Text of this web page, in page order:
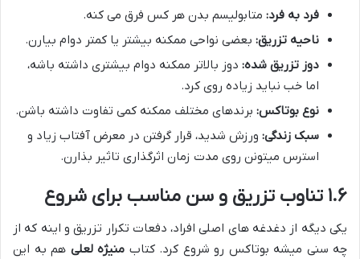
فرد به فرد: متابولیسم بدن هر کس فرق می کنه.
ناحیه تزریق: بعضی نواحی ممکنه بیشتر یا کمتر دوام بیارن.
دوز تزریق شده: دوز بالاتر ممکنه دوام بیشتری داشته باشه،
اما خب نباید زیاده روی کرد.
نوع بوتاکس: برندهای مختلف ممکنه کمی تفاوت داشته باشن.
سبک زندگی: ورزش شدید، قرار گرفتن در معرض آفتاب زیاد و
استرس میتونن روی مدت زمان اثرگذاری تاثیر بذارن.
۱.۶ تناوب تزریق و سن مناسب برای شروع
یکی دیگه از دغدغه های اصلی افراد، دفعات تکرار تزریق و اینه که از
چه سنی میشه بوتاکس رو شروع کرد. کتاب منیژه لعلی هم به این